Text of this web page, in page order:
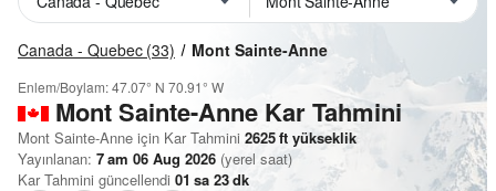
Canada - Quebec (33) Mont Sainte-Anne
Enlem/Boylam:47.07° N 70.91° W
Mont Sainte-Anne Kar Tahmini
Mont Sainte-Anne için Kar Tahmini 2625ft yükseklik
Yayınlanan: 7 am 06 Aug 2026 (yerel saat)
Kar Tahmini güncellendi 01 sa 23dk